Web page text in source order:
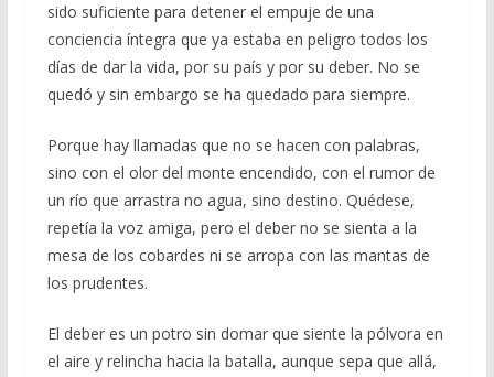
sido suficiente para detener el empuje de una
conciencia íntegra que ya estaba en peligro todos los
días de dar la vida, por su país y por su deber. No se
quedó y sin embargo se ha quedado para siempre.
Porque hay llamadas que no se hacen con palabras,
sino con el olor del monte encendido, con el rumor de
un río que arrastra no agua, sino destino. Quédese,
repetía la voz amiga, pero el deber no se sienta a la
mesa de los cobardes ni se arropa con las mantas de
los prudentes.
El deber es un potro sin domar que siente la pólvora en
el aire y relincha hacia la batalla, aunque sepa que allá,